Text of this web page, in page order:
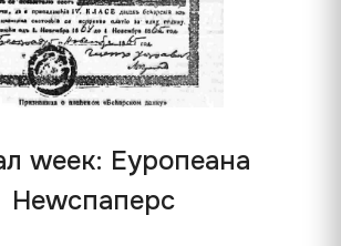
wеек: Еуропеана
Неwспаперс